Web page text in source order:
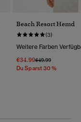
Beach Resort Hemd
(3)
Weitere Farben
€34.99Preis Wurde
€49.99Bis
Du Sparst 30 %